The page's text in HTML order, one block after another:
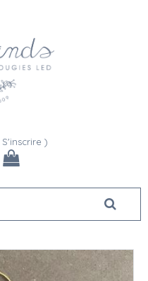
S'inscrire )